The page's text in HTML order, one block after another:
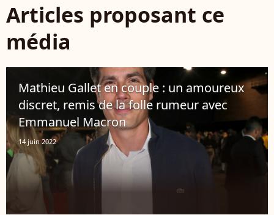
Articles proposant ce
média
Mathieu Gallet en couple : un amoureux
discret, remis de la folle rumeur avec
Emmanuel Macron
14 juin 2022